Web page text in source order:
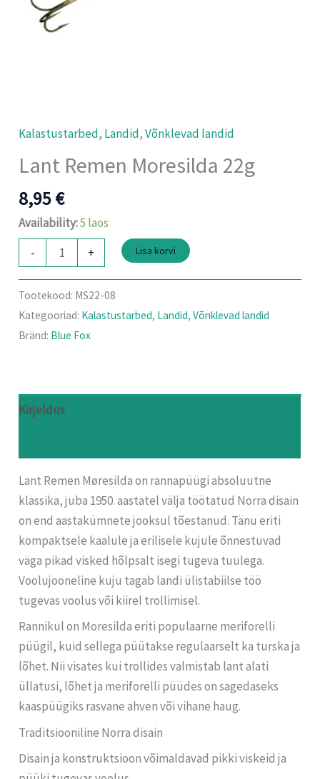
Kalastustarbed, Landid,Võnklevad landid
Lant Remen Moresilda 22g
8,95€
Availability:5 laos
-
+ Lisa korvi
Tootekood: MS22-08
Kategooriad: Kalastustarbed, Landid,Võnklevad landid
Bränd: Blue Fox
Kirjeldus
Lant Remen Møresilda on rannapüügi absoluutne
klassika, juba 1950. aastatel välja töötatud Norra disain
on end aastakümnete jooksul tõestanud. Tänu eriti
kompaktsele kaalule ja erilisele kujule õnnestuvad
väga pikad visked hõlpsalt isegi tugeva tuulega.
Voolujooneline kuju tagab landi ülistabiilse töö
tugevas voolus või kiirel trollimisel.
Rannikul on Moresilda eriti populaarne meriforelli
püügil, kuid sellega püütakse regulaarselt ka turska ja
lõhet. Nii visates kui trollides valmistab lant alati
üllatusi, lõhet ja meriforelli püüdes on sagedaseks
kaaspüügiks rasvane ahven või vihane haug.
Traditsiooniline Norra disain
Disain ja konstruktsioon võimaldavad pikki viskeid ja